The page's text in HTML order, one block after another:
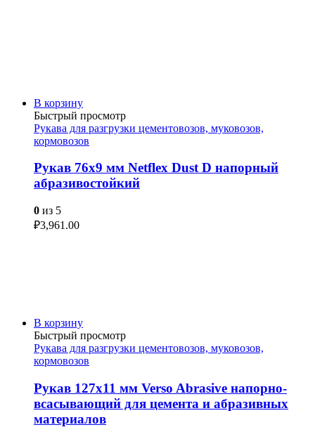
В корзину
Быстрый просмотр
Рукава для разгрузки цементовозов, муковозов,
кормовозов
Рукав 76х9 мм Netflex Dust D напорный
абразивостойкий
0 из 5
₽3,961.00
В корзину
Быстрый просмотр
Рукава для разгрузки цементовозов, муковозов,
кормовозов
Рукав 127х11 мм Verso Abrasive напорно-
всасывающий для цемента и абразивных
материалов